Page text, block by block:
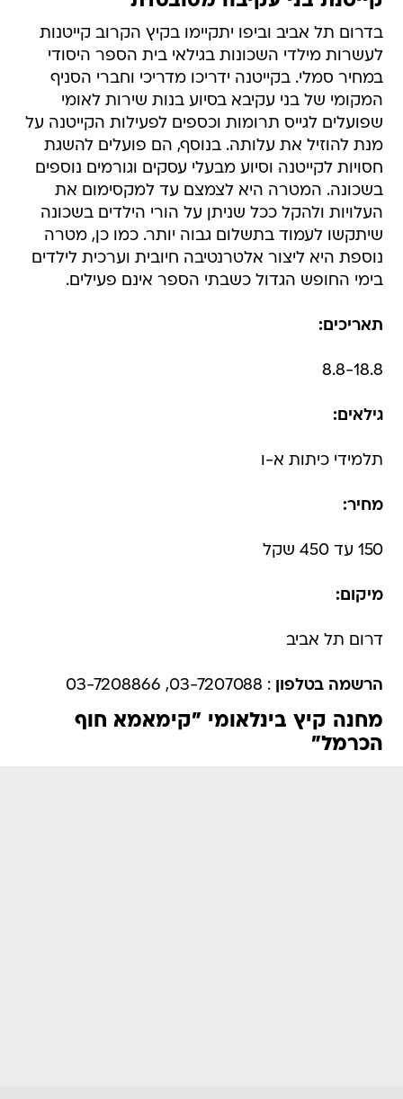
בדרום תל אביב וביפו יתקיימו בקיץ הקרוב קייטנות
לעשרות מילדי השכונות בגילאי בית הספר היסודי
במחיר סמלי. בקייטנה ידריכו מדריכי וחברי הסניף
המקומי של בני עקיבא בסיוע בנות שירות לאומי
שפועלים לגייס תרומות וכספים לפעילות הקייטנה על
מנת להוזיל את עלותה. בנוסף, הם פועלים להשגת
חסויות לקייטנה וסיוע מבעלי עסקים וגורמים נוספים
בשכונה. המטרה היא לצמצם עד למקסימום את
העלויות ולהקל ככל שניתן על הורי הילדים בשכונה
שיתקשו לעמוד בתשלום גבוה יותר. כמו כן, מטרה
נוספת היא ליצור אלטרנטיבה חיובית וערכית לילדים
בימי החופש הגדול כשבתי הספר אינם פעילים.
תאריכים:
8.8-18.8
גילאים:
תלמידי כיתות א-ו
מחיר:
150 עד 450 שקל
מיקום:
דרום תל אביב
הרשמה בטלפון : 03-7207088, 03-7208866
מחנה קיץ בינלאומי "קימאמא חוף
הכרמל"